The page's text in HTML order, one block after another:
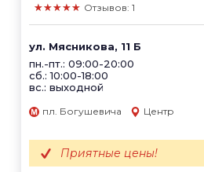
★★★★★ Отзывов: 1
ул. Мясникова, 11 Б
пн.-пт.: 09:00-20:00
сб.: 10:00-18:00
вс.: выходной
пл. Богушевича Центр
Приятные цены!